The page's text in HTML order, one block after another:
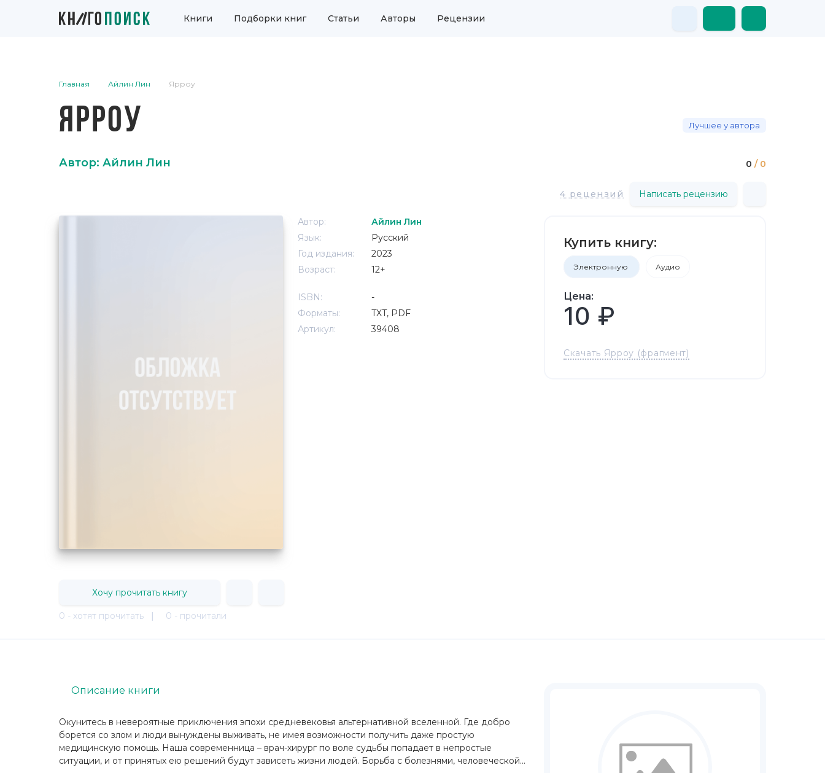
Книги Подборки книг Статьи Авторы Рецензии
Главная Айлин Лин Ярроу
ЯРРОУ Лучшее у автора
Автор: Айлин Лин 0 / 0
4 рецензий Написать рецензию
Автор:
Айлин Лин
Язык:
Русский
Год издания:
2023
Возраст:
12+
ISBN:
-
Форматы:
TXT, PDF
Артикул:
39408
Купить книгу:
Электронную Аудио
Цена:
10 ₽
Скачать Ярроу (фрагмент)
Хочу прочитать книгу
0 - хотят прочитать | 0 - прочитали
Окунитесь в невероятные приключения эпохи средневековья альтернативной вселенной. Где добро
борется со злом и люди вынуждены выживать, не имея возможности получить даже простую
медицинскую помощь. Наша современница – врач-хирург по воле судьбы попадает в непростые
ситуации, и от принятых ею решений будут зависеть жизни людей. Борьба с болезнями, человеческой...
Описание книги